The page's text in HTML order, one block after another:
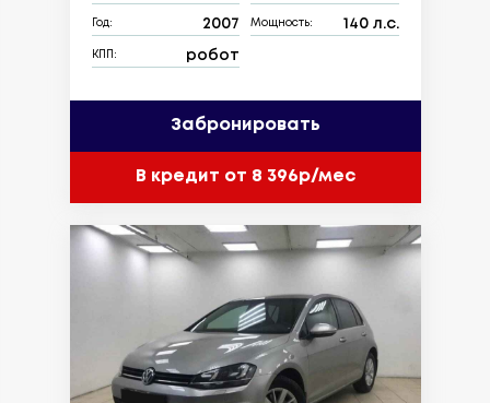
Год: 2007 Мощность: 140 л.с.
КПП: робот
Забронировать
В кредит от 8 396р/мес